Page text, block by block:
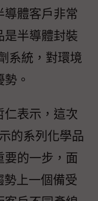
導體客戶非常
是半導體封裝
系統，對環境
。
仁表示，這次
的系列化學品
要的一步，面
勢上一個備受